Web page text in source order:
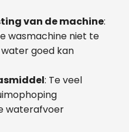
van de machine:
wasmachine niet te
goed kan
: Te veel
waterafvoer